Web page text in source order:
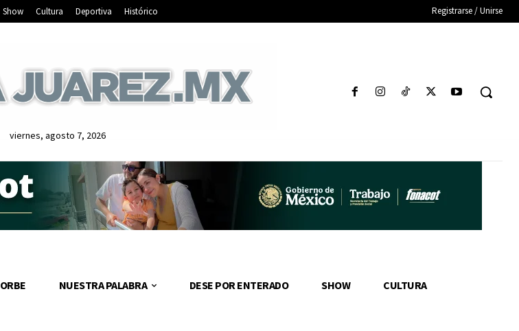
Show Cultura Deportiva Histórico Registrarse / Unirse
viernes, agosto 7, 2026
ORBE NUESTRA PALABRA DESE POR ENTERADO SHOW CULTURA